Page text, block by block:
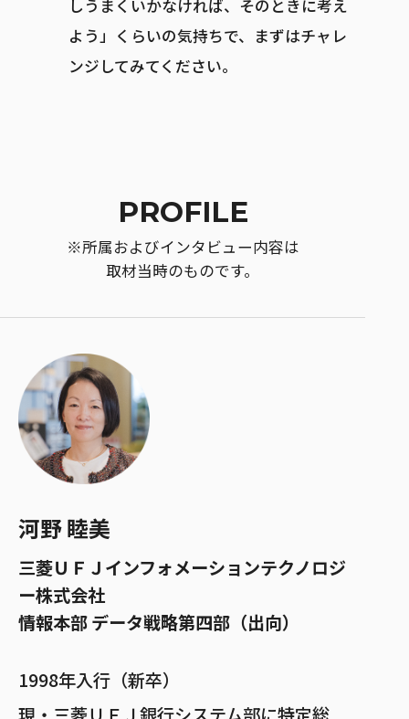
しうまくいかなければ、そのときに考え
よう」くらいの気持ちで、まずはチャレ
ンジしてみてください。
PROFILE
※所属およびインタビュー内容は
取材当時のものです。
河野 睦美
三菱ＵＦＪインフォメーションテクノロジ
ー株式会社
情報本部 データ戦略第四部 （出向）
1998年入行（新卒）